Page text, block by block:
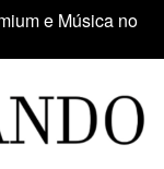
da Feira